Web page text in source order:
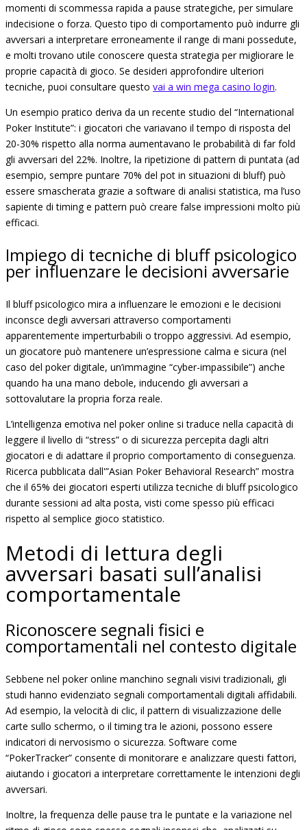
momenti di scommessa rapida a pause strategiche, per simulare
indecisione o forza. Questo tipo di comportamento può indurre gli
avversari a interpretare erroneamente il range di mani possedute,
e molti trovano utile conoscere questa strategia per migliorare le
proprie capacità di gioco. Se desideri approfondire ulteriori
tecniche, puoi consultare questo vai a win mega casino login.
Un esempio pratico deriva da un recente studio del “International
Poker Institute”: i giocatori che variavano il tempo di risposta del
20-30% rispetto alla norma aumentavano le probabilità di far fold
gli avversari del 22%. Inoltre, la ripetizione di pattern di puntata (ad
esempio, sempre puntare 70% del pot in situazioni di bluff) può
essere smascherata grazie a software di analisi statistica, ma l’uso
sapiente di timing e pattern può creare false impressioni molto più
efficaci.
Impiego di tecniche di bluff psicologico
per influenzare le decisioni avversarie
Il bluff psicologico mira a influenzare le emozioni e le decisioni
inconsce degli avversari attraverso comportamenti
apparentemente imperturbabili o troppo aggressivi. Ad esempio,
un giocatore può mantenere un’espressione calma e sicura (nel
caso del poker digitale, un’immagine “cyber-impassibile”) anche
quando ha una mano debole, inducendo gli avversari a
sottovalutare la propria forza reale.
L’intelligenza emotiva nel poker online si traduce nella capacità di
leggere il livello di “stress” o di sicurezza percepita dagli altri
giocatori e di adattare il proprio comportamento di conseguenza.
Ricerca pubblicata dall'”Asian Poker Behavioral Research” mostra
che il 65% dei giocatori esperti utilizza tecniche di bluff psicologico
durante sessioni ad alta posta, visti come spesso più efficaci
rispetto al semplice gioco statistico.
Metodi di lettura degli
avversari basati sull’analisi
comportamentale
Riconoscere segnali fisici e
comportamentali nel contesto digitale
Sebbene nel poker online manchino segnali visivi tradizionali, gli
studi hanno evidenziato segnali comportamentali digitali affidabili.
Ad esempio, la velocità di clic, il pattern di visualizzazione delle
carte sullo schermo, o il timing tra le azioni, possono essere
indicatori di nervosismo o sicurezza. Software come
“PokerTracker” consente di monitorare e analizzare questi fattori,
aiutando i giocatori a interpretare correttamente le intenzioni degli
avversari.
Inoltre, la frequenza delle pause tra le puntate e la variazione nel